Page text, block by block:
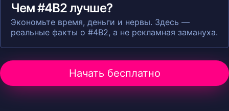
Чем #4B2 лучше?
Экономьте время, деньги и нервы. Здесь —
реальные факты о #4B2, а не рекламная замануха.
Начать бесплатно